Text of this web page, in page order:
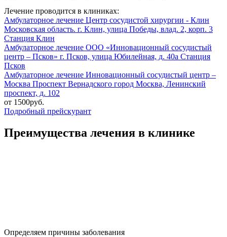
Лечение проводится в клиниках:
Амбулаторное лечение Центр сосудистой хирургии - Клин
Московская область. г. Клин, улица Победы, влад. 2, корп. 3
Станция Клин
Амбулаторное лечение ООО «Инновационный сосудистый
центр – Псков» г. Псков, улица Юбилейная, д. 40а Станция
Псков
Амбулаторное лечение Инновационный сосудистый центр –
Москва Проспект Вернадского город Москва, Ленинский
проспект, д. 102
от 1500руб.
Подробный прейскурант
Преимущества лечения в клинике
Определяем причины заболевания